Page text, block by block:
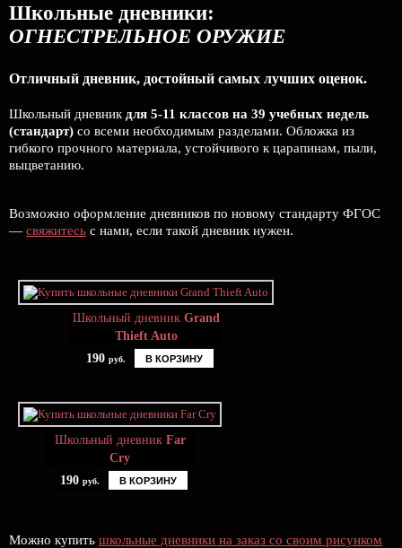
Школьные дневники:
ОГНЕСТРЕЛЬНОЕ ОРУЖИЕ
Отличный дневник, достойный самых лучших оценок.
Школьный дневник для 5-11 классов на 39 учебных недель
(стандарт) со всеми необходимым разделами. Обложка из
гибкого прочного материала, устойчивого к царапинам, пыли,
выцветанию.
Возможно оформление дневников по новому стандарту ФГОС
— свяжитесь с нами, если такой дневник нужен.
Школьный дневник Grand
Thieft Auto
190 руб. В КОРЗИНУ
Школьный дневник Far
Cry
190 руб. В КОРЗИНУ
Можно купить школьные дневники на заказ со своим рисунком